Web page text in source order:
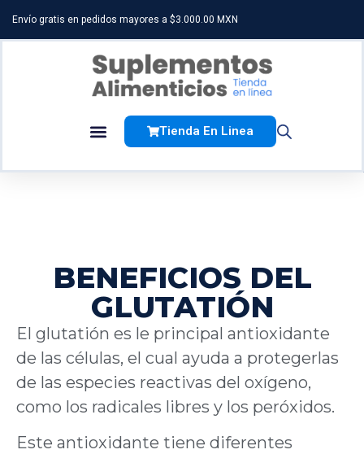
Envío gratis en pedidos mayores a $3.000.00 MXN
Tienda En Linea
BENEFICIOS DEL
GLUTATIÓN
El glutatión es le principal antioxidante
de las células, el cual ayuda a protegerlas
de las especies reactivas del oxígeno,
como los radicales libres y los peróxidos.
Este antioxidante tiene diferentes